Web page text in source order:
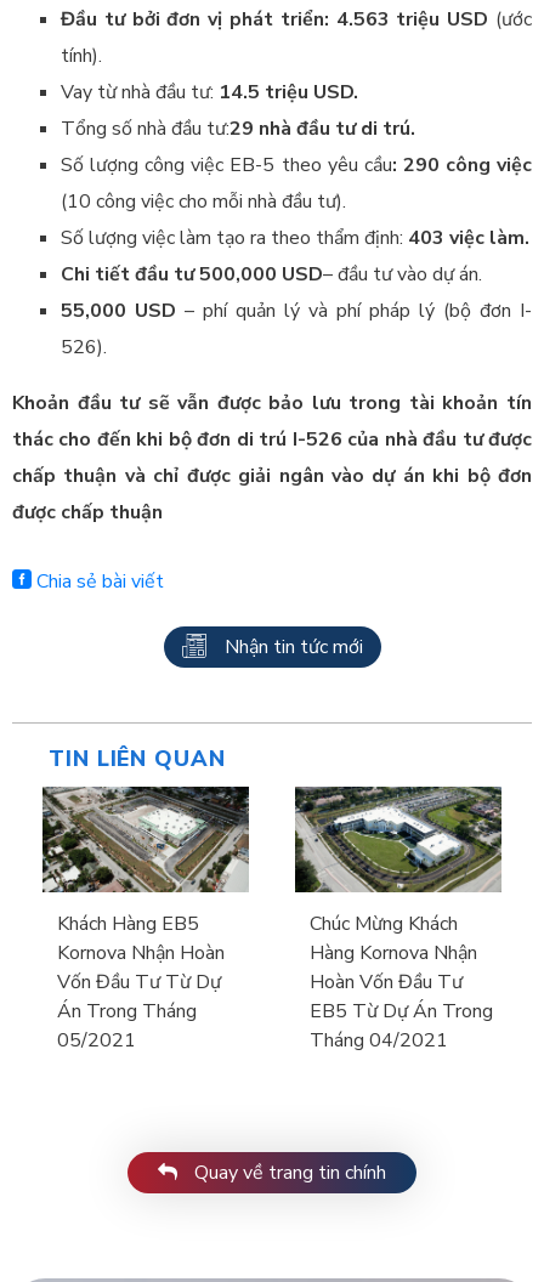
Đầu tư bởi đơn vị phát triển: 4.563 triệu USD (ước
tính).
Vay từ nhà đầu tư: 14.5 triệu USD.
Tổng số nhà đầu tư:29 nhà đầu tư di trú.
Số lượng công việc EB-5 theo yêu cầu: 290 công việc
(10 công việc cho mỗi nhà đầu tư).
Số lượng việc làm tạo ra theo thẩm định: 403 việc làm.
Chi tiết đầu tư 500,000 USD– đầu tư vào dự án.
55,000 USD – phí quản lý và phí pháp lý (bộ đơn I-
526).
Khoản đầu tư sẽ vẫn được bảo lưu trong tài khoản tín
thác cho đến khi bộđơn di trú I-526 của nhàđầu tư được
chấp thuận và chỉ được giải ngân vào dự án khi bộ đơn
được chấp thuận
Chia sẻ bài viết
Nhận tin tức mới
TIN LIÊN QUAN
Khách Hàng EB5
Kornova Nhận Hoàn
Vốn Đầu Tư Từ Dự
Án Trong Tháng
05/2021
Chúc Mừng Khách
Hàng Kornova Nhận
Hoàn Vốn Đầu Tư
EB5 Từ Dự Án Trong
Tháng 04/2021
Quay về trang tin chính